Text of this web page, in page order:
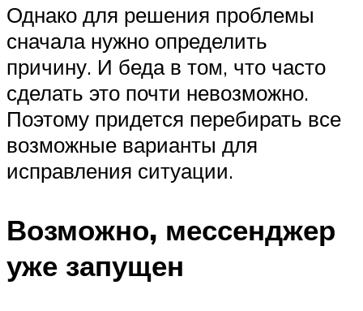
Однако для решения проблемы
сначала нужно определить
причину. И беда в том, что часто
сделать это почти невозможно.
Поэтому придется перебирать все
возможные варианты для
исправления ситуации.
Возможно, мессенджер
уже запущен